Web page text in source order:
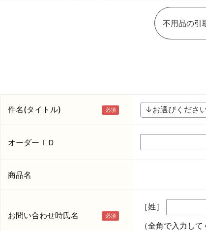
不用品の引
件名(タイトル)
オーダーＩＤ
商品名
お問い合わせ時氏名
［姓］
（全角で入力して